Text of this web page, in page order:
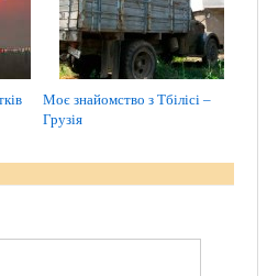
Моє знайомство з Тбілісі –
Грузія